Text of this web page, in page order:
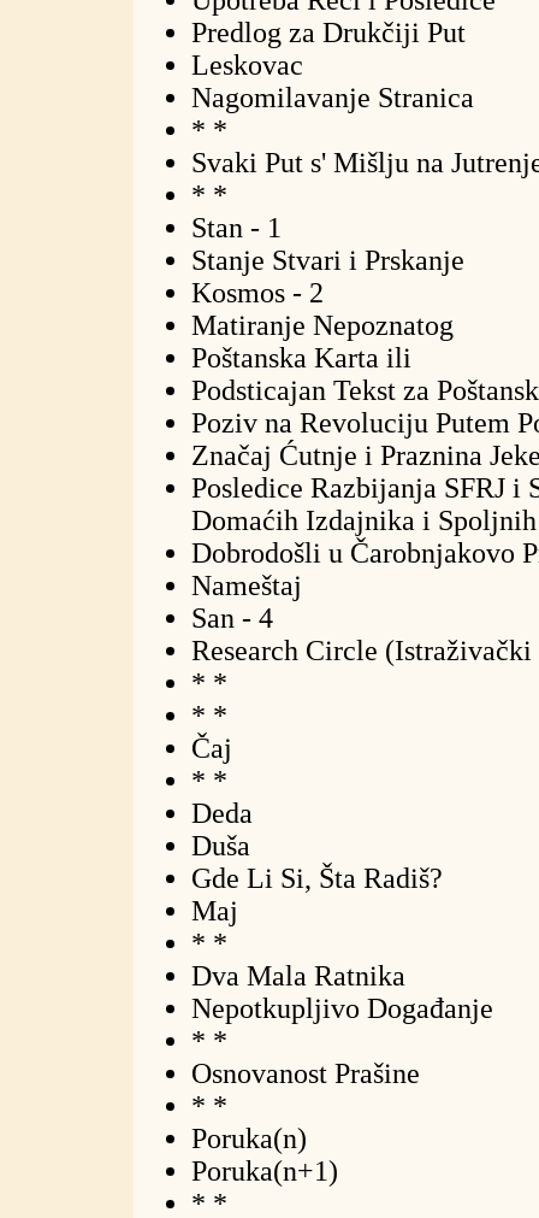
Predlog za Drukčiji Put
Leskovac
Nagomilavanje Stranica
* *
Svaki Put s' Mišlju na
* *
Stan - 1
Stanje Stvari i Prskanje
Kosmos - 2
Matiranje Nepoznatog
Poštanska Karta ili
Podsticajan Tekst za
Poziv na Revoluciju Putem
Značaj Ćutnje i Praznina
Posledice Razbijanja SFRJ i
Domaćih Izdajnika i
Dobrodošli u Čarobnjakovo
Nameštaj
San - 4
Research Circle
* *
* *
Čaj
* *
Deda
Duša
Gde Li Si, Šta Radiš?
Maj
* *
Dva Mala Ratnika
Nepotkupljivo Događanje
* *
Osnovanost Prašine
* *
Poruka(n)
Poruka(n+1)
* *